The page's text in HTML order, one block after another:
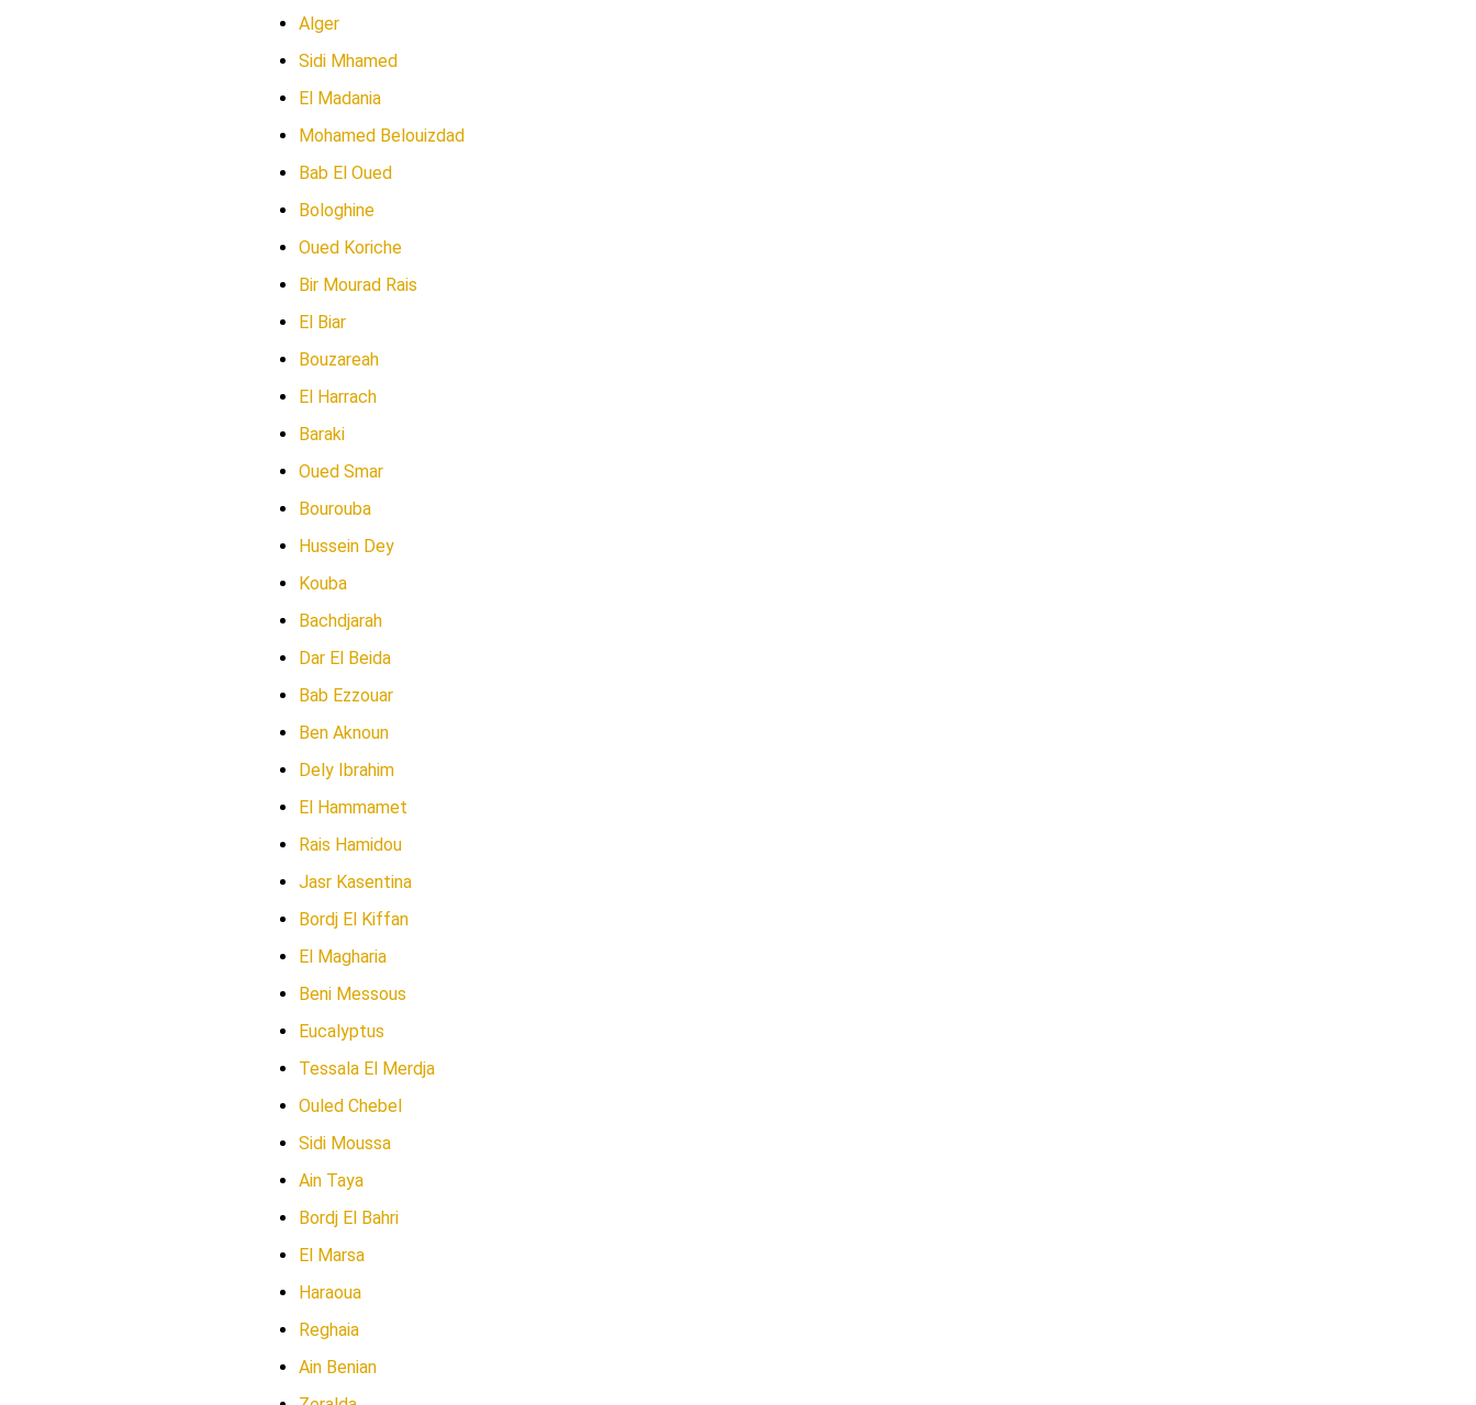
Alger
Sidi Mhamed
El Madania
Mohamed Belouizdad
Bab El Oued
Bologhine
Oued Koriche
Bir Mourad Rais
El Biar
Bouzareah
El Harrach
Baraki
Oued Smar
Bourouba
Hussein Dey
Kouba
Bachdjarah
Dar El Beida
Bab Ezzouar
Ben Aknoun
Dely Ibrahim
El Hammamet
Rais Hamidou
Jasr Kasentina
Bordj El Kiffan
El Magharia
Beni Messous
Eucalyptus
Tessala El Merdja
Ouled Chebel
Sidi Moussa
Ain Taya
Bordj El Bahri
El Marsa
Haraoua
Reghaia
Ain Benian